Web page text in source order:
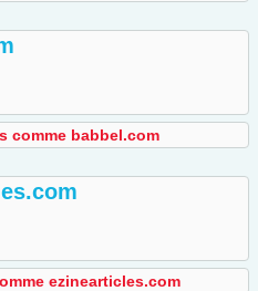
comme babbel.com
ezinearticles.com